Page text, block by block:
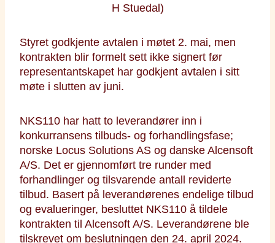
H Stuedal)
Styret godkjente avtalen i møtet 2. mai, men
kontrakten blir formelt sett ikke signert før
representantskapet har godkjent avtalen i sitt
møte i slutten av juni.
NKS110 har hatt to leverandører inn i
konkurransens tilbuds- og forhandlingsfase;
norske Locus Solutions AS og danske Alcensoft
A/S. Det er gjennomført tre runder med
forhandlinger og tilsvarende antall reviderte
tilbud. Basert på leverandørenes endelige tilbud
og evalueringer, besluttet NKS110 å tildele
kontrakten til Alcensoft A/S. Leverandørene ble
tilskrevet om beslutningen den 24. april 2024.